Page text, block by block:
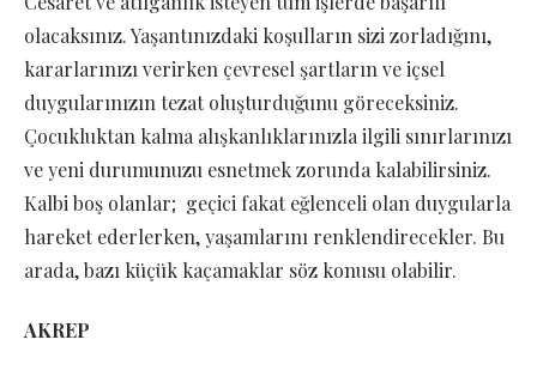
olacaksınız. Yaşantınızdaki koşulların sizi zorladığını,
kararlarınızı verirken çevresel şartların ve içsel
duygularınızın tezat oluşturduğunu göreceksiniz.
Çocukluktan kalma alışkanlıklarınızla ilgili sınırlarınızı
ve yeni durumunuzu esnetmek zorunda kalabilirsiniz.
Kalbi boş olanlar; geçici fakat eğlenceli olan duygularla
hareket ederlerken, yaşamlarını renklendirecekler. Bu
arada, bazı küçük kaçamaklar söz konusu olabilir.
AKREP